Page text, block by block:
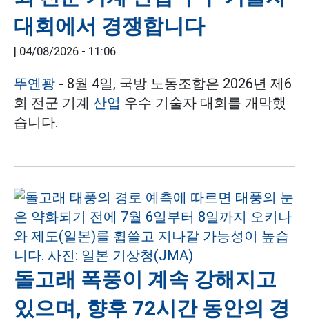
대회에서 경쟁합니다
04/08/2026 - 11:06
뚜옌꽝 - 8월 4일, 국방 노동조합은 2026년 제6
회 전군 기계 산업 우수 기술자 대회를 개막했
습니다.
돌고래 폭풍이 계속 강해지고
있으며, 향후 72시간 동안의 경